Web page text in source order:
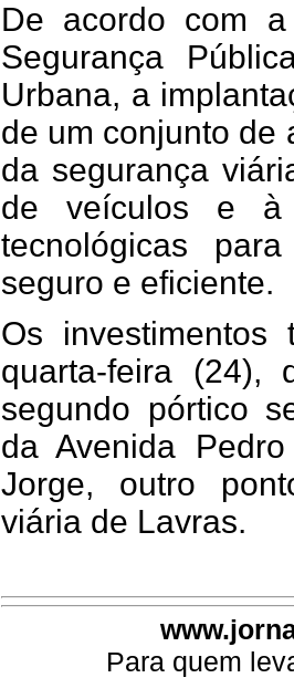
De acordo com
Segurança
Urbana, a
de um conjunto de
da segurança
de veículos e à
tecnológicas
seguro e eficiente.
Os investimentos
quarta-feira (24),
segundo pórtico
da Avenida
Jorge, outro
viária de Lavras.
Para quem